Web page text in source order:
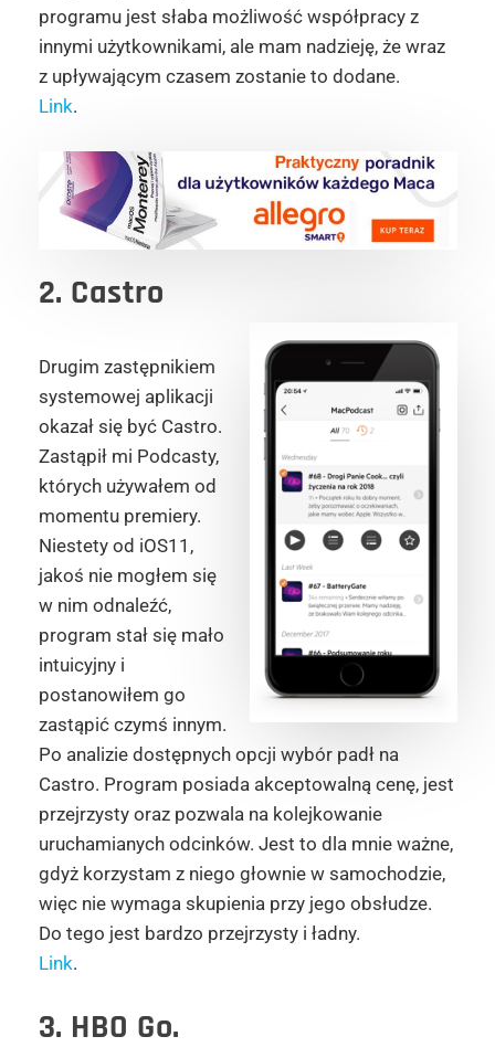
programu jest słaba możliwość współpracy z
innymi użytkownikami, ale mam nadzieję, że wraz
z upływającym czasem zostanie to dodane.
Link.
2. Castro
Drugim zastępnikiem
systemowej aplikacji
okazał się być Castro.
Zastąpił mi Podcasty,
których używałem od
momentu premiery.
Niestety od iOS11,
jakoś nie mogłem się
w nim odnaleźć,
program stał się mało
intuicyjny i
postanowiłem go
zastąpić czymś innym.
Po analizie dostępnych opcji wybór padł na
Castro. Program posiada akceptowalną cenę, jest
przejrzysty oraz pozwala na kolejkowanie
uruchamianych odcinków. Jest to dla mnie ważne,
gdyż korzystam z niego głownie w samochodzie,
więc nie wymaga skupienia przy jego obsłudze.
Do tego jest bardzo przejrzysty i ładny.
Link.
3. HBO Go.